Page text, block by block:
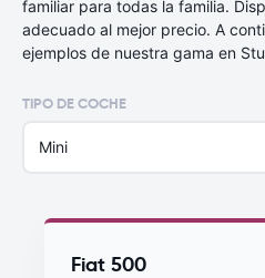
familiar para todas la familia.
adecuado al mejor precio. A
ejemplos de nuestra gama en
TIPO DE COCHE
Mini
Fiat 500